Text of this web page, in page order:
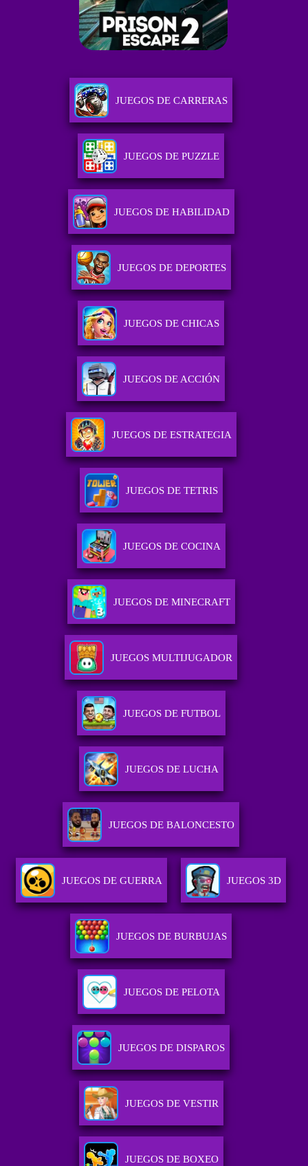
JUEGOS DE CARRERAS
JUEGOS DE PUZZLE
JUEGOS DE HABILIDAD
JUEGOS DE DEPORTES
JUEGOS DE CHICAS
JUEGOS DE ACCIÓN
JUEGOS DE ESTRATEGIA
JUEGOS DE TETRIS
JUEGOS DE COCINA
JUEGOS DE MINECRAFT
JUEGOS MULTIJUGADOR
JUEGOS DE FUTBOL
JUEGOS DE LUCHA
JUEGOS DE BALONCESTO
JUEGOS DE GUERRA JUEGOS 3D
JUEGOS DE BURBUJAS
JUEGOS DE PELOTA
JUEGOS DE DISPAROS
JUEGOS DE VESTIR
JUEGOS DE BOXEO